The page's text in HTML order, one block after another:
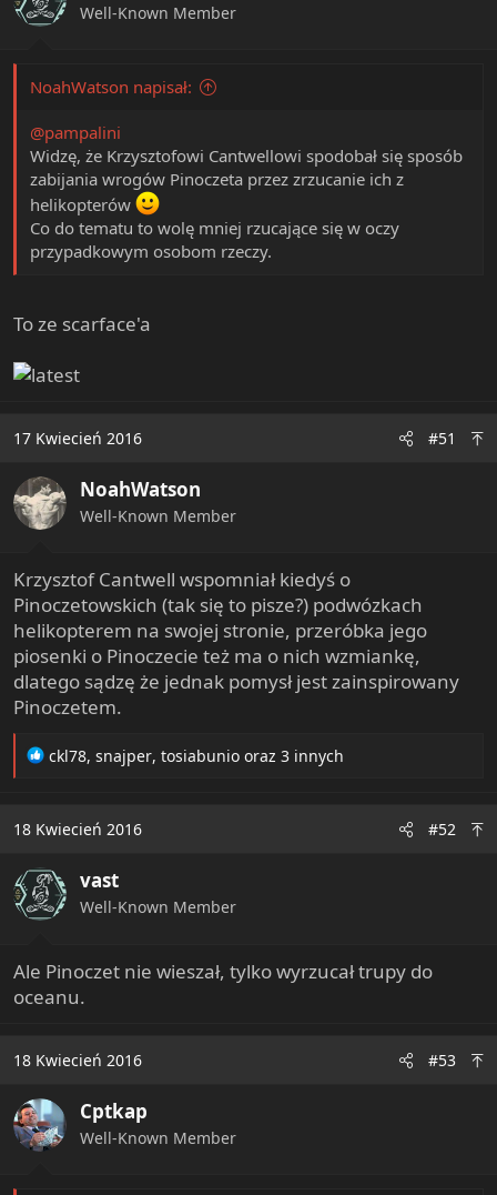
Well-Known Member
NoahWatson napisał:
@pampalini
Widzę, że Krzysztofowi Cantwellowi spodobał się sposób
zabijania wrogów Pinoczeta przez zrzucanie ich z
helikopterów
Co do tematu to wolę mniej rzucające się w oczy
przypadkowym osobom rzeczy.
To ze scarface'a
17 Kwiecień 2016 #51
NoahWatson
Well-Known Member
Krzysztof Cantwell wspomniał kiedyś o
Pinoczetowskich (tak się to pisze?) podwózkach
helikopterem na swojej stronie, przeróbka jego
piosenki o Pinoczecie też ma o nich wzmiankę,
dlatego sądzę że jednak pomysł jest zainspirowany
Pinoczetem.
R
t
o
n
s
ckl78, snajper, tosiabunio oraz 3 innych
18 Kwiecień 2016 #52
vast
Well-Known Member
Ale Pinoczet nie wieszał, tylko wyrzucał trupy do
oceanu.
18 Kwiecień 2016 #53
Cptkap
Well-Known Member